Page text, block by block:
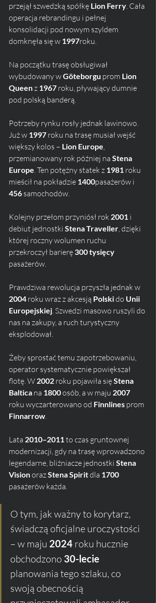
przejął szwedzką spółkę Lion Ferry . Cała
operacja rebrandingu i pełnej
konsolidacji pod nowym szyldem
domknęła się w 1997roku.
Na początku trasę obsługiwał
wybudowany w Göteborgu prom Lion
Queen z 1967 roku, pływający dumnie
pod polską banderą.
Potrzeby rynku rosły jednak lawinowo.
Już w 1997 roku na trasę musiał wejść
większy kolos – Lion Europe
przemianowany rok później na Stena
Europe . Ten potężny statek z 1981 roku
mieścił na pokładzie 1400pasażerów i
456 samochodów.
Kolejny przełom przyniósł rok 2001 i
debiut jednostki Stena Traveller , dzięki
której roczny wolumen ruchu
przekroczył barierę 300 tysięcy
pasażerów.
Prawdziwa rewolucja przyszła jednak w
2004 roku wraz z akcesją Polski do Unii
Europejskiej . Szwedzi masowo ruszyli do
nas na zakupy, a ruch turystyczny
eksplodował.
Żeby sprostać temu zapotrzebowaniu,
operator systematycznie powiększał
flotę. W 2002 roku pojawiła się Stena
Baltica na 1800 osób, a w maju 2007
roku wyczarterowano od Finnlines prom
Finnarrow
Lata 2010–2011 to czas gruntownej
modernizacji, gdy na trasę wprowadzono
legendarne, bliźniacze jednostki Stena
Vision oraz Stena Spirit dla 1700
pasażerów każda.
O tym, jak ważny to korytarz,
świadczą oficjalne uroczystości
– w maju 2024 roku hucznie
obchodzono 30-lecie
planowania tego szlaku, co
swoją obecnością